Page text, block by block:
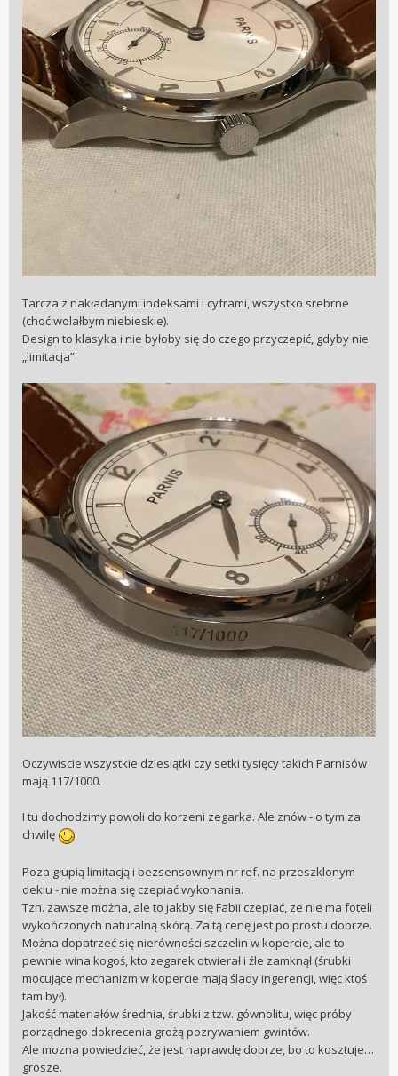
Tarcza z nakładanymi indeksami i cyframi, wszystko srebrne
(choć wolałbym niebieskie).
Design to klasyka i nie byłoby się do czego przyczepić, gdyby nie
„limitacja”:
Oczywiscie wszystkie dziesiątki czy setki tysięcy takich Parnisów
mają 117/1000.
I tu dochodzimy powoli do korzeni zegarka. Ale znów - o tym za
chwilę
Poza głupią limitacją i bezsensownym nr ref. na przeszklonym
deklu - nie można się czepiać wykonania.
Tzn. zawsze można, ale to jakby się Fabii czepiać, ze nie ma foteli
wykończonych naturalną skórą. Za tą cenę jest po prostu dobrze.
Można dopatrzeć się nierówności szczelin w kopercie, ale to
pewnie wina kogoś, kto zegarek otwierał i źle zamknął (śrubki
mocujące mechanizm w kopercie mają ślady ingerencji, więc ktoś
tam był).
Jakość materiałów średnia, śrubki z tzw. gównolitu, więc próby
porządnego dokrecenia grożą pozrywaniem gwintów.
Ale mozna powiedzieć, że jest naprawdę dobrze, bo to kosztuje…
grosze.